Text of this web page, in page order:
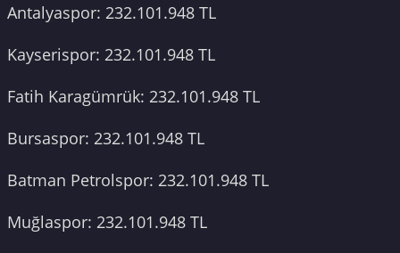
Antalyaspor: 232.101.948 TL
Kayserispor: 232.101.948 TL
Fatih Karagümrük: 232.101.948 TL
Bursaspor: 232.101.948 TL
Batman Petrolspor: 232.101.948 TL
Muğlaspor: 232.101.948 TL